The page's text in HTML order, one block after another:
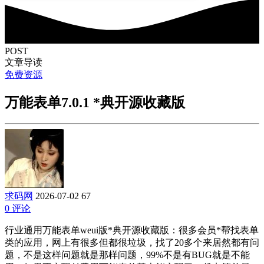
POST
文章导读
免费资源
万能表单7.0.1 *典开源收藏版
求码网 2026-07-02 67
0 评论
行业通用万能表单weui版*典开源收藏版：很多会员*帮找表单
类的应用，网上有很多但都很垃圾，找了20多个来居然都有问
题，不是这样问题就是那样问题，99%不是有BUG就是不能